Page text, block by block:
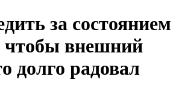
за состоянием
чтобы внешний
долго радовал